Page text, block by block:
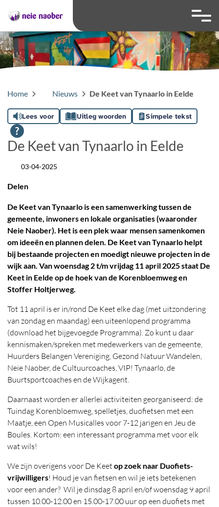
Hoog contrast
Ga naar
Home Nieuws De Keet van Tynaarlo in Eelde
Lees voor Uitleg woorden Simpele tekst
De Keet van Tynaarlo in Eelde
Datum
03-04-2025
Delen
De Keet van Tynaarlo is een samenwerking tussen de
gemeente, inwoners en lokale organisaties (waaronder
Neie Naober). Het is een plek waar mensen samenkomen
om ideeën en plannen delen. De Keet van Tynaarlo helpt
bij bestaande projecten en moedigt nieuwe projecten in de
wijk aan. Van woensdag 2 t/m vrijdag 11 april 2025 staat De
Keet in Eelde op de hoek van de Korenbloemweg en
Stoffer Holtjerweg.
Tot 11 april is er in/rond De Keet elke dag (met uitzondering
van zondag en maandag) een uiteenlopend programma
(download het bijgevoegde Programma). Zo kunt u daar
kennismaken/spreken met medewerkers van de gemeente,
Huurders Belangen Vereniging, Gezond Natuur Wandelen,
Neie Naober, de Cultuurcoaches, VIP! Tynaarlo, de
Buurtsportcoaches en de Wijkagent.
Daarnaast worden er allerlei activiteiten georganiseerd: de
Tuindag Korenbloemweg, spelletjes, duofietsen met een
Maatje, een Open Musicalles voor 7-12 jarigen en Jeu de
Boules. Kortom: een interessant programma met voor elk
wat wils!
We zijn overigens voor De Keet op zoek naar Duofiets-
vrijwilligers! Houd je van fietsen en wil je iets betekenen
voor een ander? Wil je dinsdag 8 april en/of woensdag 9 april
tussen 10.00-12.00 en 15.00-17.00 uur op een duofiets met